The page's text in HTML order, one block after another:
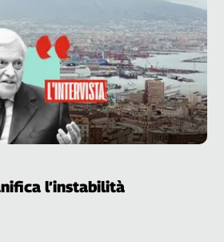
l’instabilità